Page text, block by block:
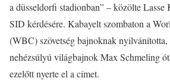
a düsseldorfi stadionban” – közölte Lasse
SID kérdésére. Kabayelt szombaton a
(WBC) szövetség bajnoknak
nehézsúlyú világbajnok Max Schmeling
ezelőtt nyerte el a címet.